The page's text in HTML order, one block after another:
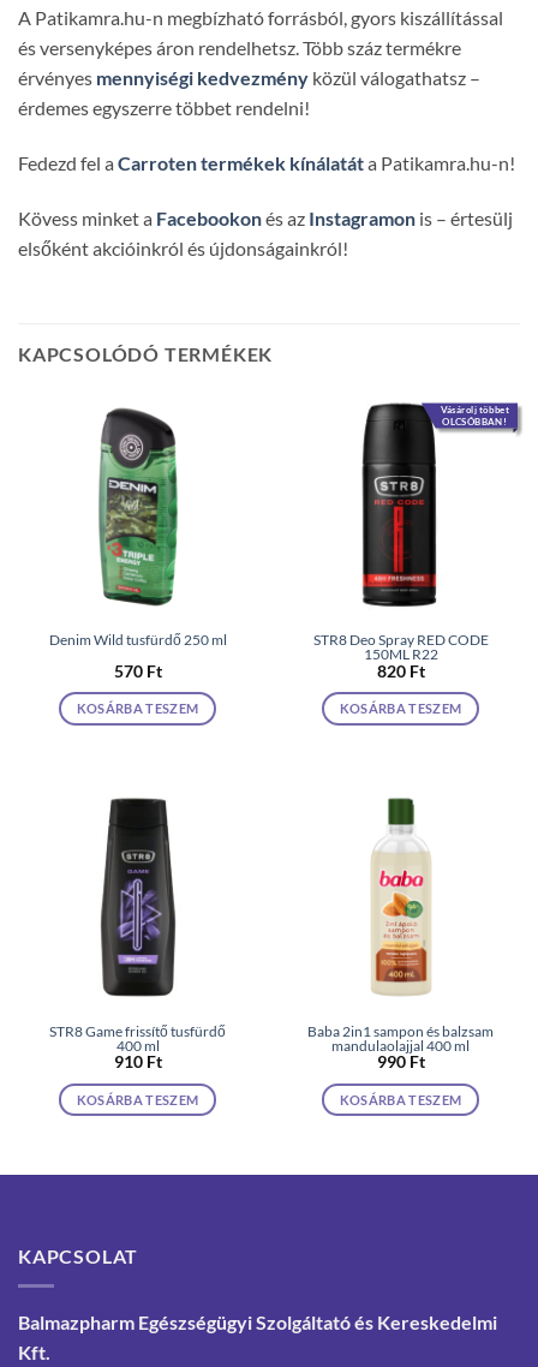
A Patikamra.hu-n megbízható forrásból, gyors kiszállítással
és versenyképes áron rendelhetsz. Több száz termékre
érvényes mennyiségi kedvezmény közül válogathatsz –
érdemes egyszerre többet rendelni!
Fedezd fel a Carroten termékek kínálatáta Patikamra.hu-n!
Kövess minket a Facebookonés az Instagramon is – értesülj
elsőként akcióinkról és újdonságainkról!
KAPCSOLÓDÓ TERMÉKEK
Denim Wild tusfürdő 250 ml
570 Ft
KOSÁRBA TESZEM
Vásárolj többet
OLCSÓBBAN!
STR8 Deo Spray RED CODE
150ML R22
820 Ft
KOSÁRBA TESZEM
STR8 Game frissítő tusfürdő
400 ml
910 Ft
KOSÁRBA TESZEM
Baba 2in1 sampon és balzsam
mandulaolajjal 400 ml
990 Ft
KOSÁRBA TESZEM
KAPCSOLAT
Balmazpharm Egészségügyi Szolgáltató és Kereskedelmi
Kft.